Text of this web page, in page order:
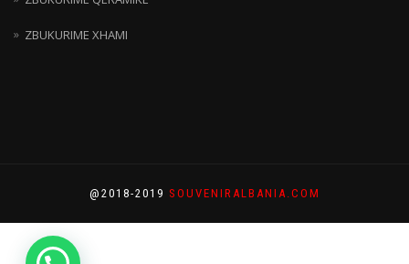
ZBUKURIME XHAMI
@2018-2019 SOUVENIRALBANIA.COM